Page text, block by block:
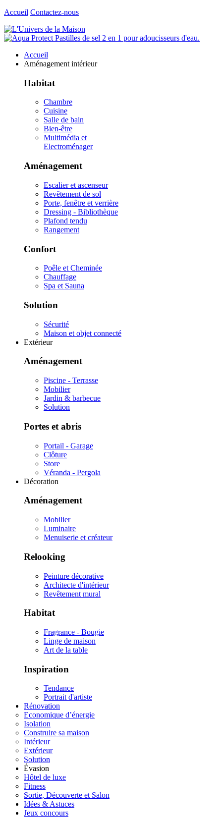
Accueil Contactez-nous
Accueil
Aménagement intérieur
Habitat
Chambre
Cuisine
Salle de bain
Bien-être
Multimédia et
Electroménager
Aménagement
Escalier et ascenseur
Revêtement de sol
Porte, fenêtre et verrière
Dressing - Bibliothèque
Plafond tendu
Rangement
Confort
Poêle et Cheminée
Chauffage
Spa et Sauna
Solution
Sécurité
Maison et objet connecté
Extérieur
Aménagement
Piscine - Terrasse
Mobilier
Jardin & barbecue
Solution
Portes et abris
Portail - Garage
Clôture
Store
Véranda - Pergola
Décoration
Aménagement
Mobilier
Luminaire
Menuiserie et créateur
Relooking
Peinture décorative
Architecte d'intérieur
Revêtement mural
Habitat
Fragrance - Bougie
Linge de maison
Art de la table
Inspiration
Tendance
Portrait d'artiste
Rénovation
Economique d’énergie
Isolation
Construire sa maison
Intérieur
Extérieur
Solution
Évasion
Hôtel de luxe
Fitness
Sortie, Découverte et Salon
Idées & Astuces
Jeux concours